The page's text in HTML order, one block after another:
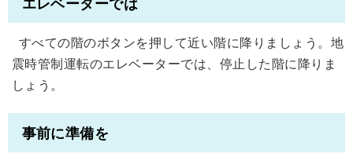
エレベーターでは
すべての階のボタンを押して近い階に降りましょう。地
震時管制運転のエレベーターでは、停止した階に降りま
しょう。
事前に準備を